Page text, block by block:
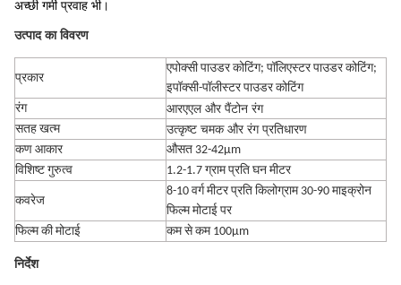
अच्छी गर्मी प्रवाह भी।
उत्पाद का विवरण
प्रकार
एपोक्सी पाउडर कोटिंग; पॉलिएस्टर पाउडर कोटिंग;
इपॉक्सी-पॉलीस्टर पाउडर कोटिंग
रंग
आरएएल और पैंटोन रंग
सतह खत्म उत्कृष्ट चमक और रंग प्रतिधारण
कण आकार
औसत 32-42μm
विशिष्ट गुरुत्व
1.2-1.7 ग्राम प्रति घन मीटर
कवरेज
8-10 वर्ग मीटर प्रति किलोग्राम 30-90 माइक्रोन
फिल्म मोटाई पर
फिल्म की मोटाई
कम से कम 100μm
निर्देश